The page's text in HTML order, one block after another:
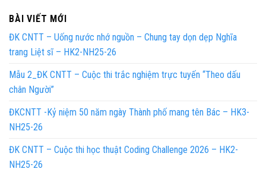
BÀI VIẾT MỚI
ĐK CNTT – Uống nước nhớ nguồn – Chung tay dọn dẹp Nghĩa
trang Liệt sĩ – HK2-NH25-26
Mẫu 2_ĐK CNTT – Cuộc thi trắc nghiệm trực tuyến “Theo dấu
chân Người”
ĐKCNTT -Kỷ niệm 50 năm ngày Thành phố mang tên Bác – HK3-
NH25-26
ĐK CNTT – Cuộc thi học thuật Coding Challenge 2026 – HK2-
NH25-26